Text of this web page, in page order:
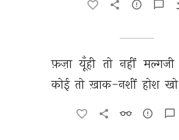
फ़ज़ा यूँही तो नहीं मल्गजी
कोई तो ख़ाक-नशीं होश खो